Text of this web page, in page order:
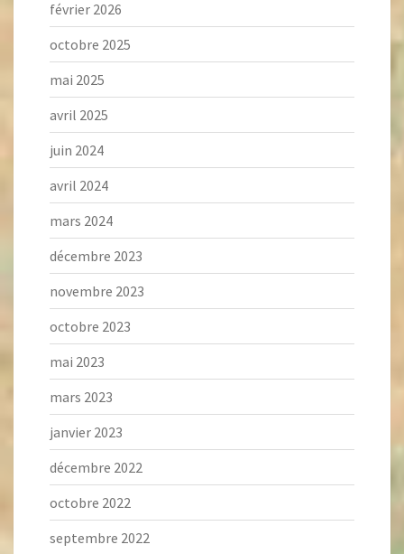
février 2026
octobre 2025
mai 2025
avril 2025
juin 2024
avril 2024
mars 2024
décembre 2023
novembre 2023
octobre 2023
mai 2023
mars 2023
janvier 2023
décembre 2022
octobre 2022
septembre 2022